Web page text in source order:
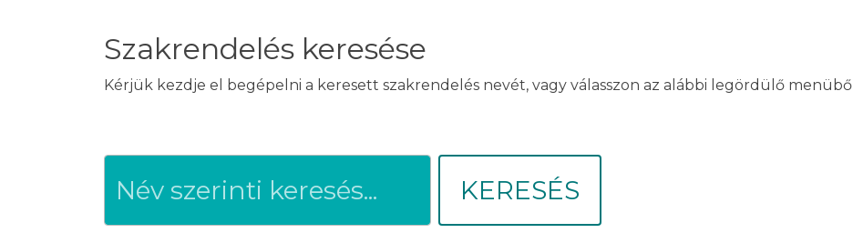
Szakrendelés keresése
Kérjük kezdje el begépelni a keresett szakrendelés nevét, vagy válasszon az alábbi legördülő menüből
KERESÉS